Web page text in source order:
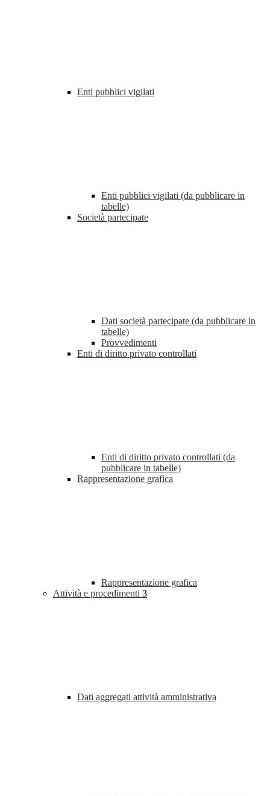
Enti pubblici vigilati
Enti pubblici vigilati (da pubblicare in
tabelle)
Società partecipate
Dati società partecipate (da pubblicare in
tabelle)
Provvedimenti
Enti di diritto privato controllati
Enti di diritto privato controllati (da
pubblicare in tabelle)
Rappresentazione grafica
Rappresentazione grafica
Attività e procedimenti 3
Dati aggregati attività amministrativa